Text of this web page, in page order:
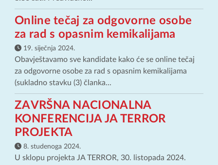
Online tečaj za odgovorne osobe
za rad s opasnim kemikalijama
19. siječnja 2024.
Obavještavamo sve kandidate kako će se online tečaj
za odgovorne osobe za rad s opasnim kemikalijama
(sukladno stavku (3) članka...
ZAVRŠNA NACIONALNA
KONFERENCIJA JA TERROR
PROJEKTA
8. studenoga 2024.
U sklopu projekta JA TERROR, 30. listopada 2024.